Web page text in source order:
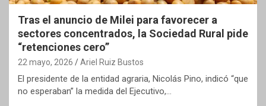
Tras el anuncio de Milei para favorecer a
sectores concentrados, la Sociedad Rural pide
“retenciones cero”
22 mayo, 2026 Ariel Ruiz Bustos
El presidente de la entidad agraria, Nicolás Pino, indicó “que
no esperaban” la medida del Ejecutivo,…